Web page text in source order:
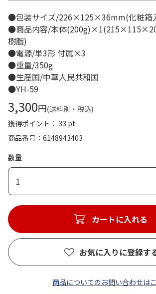
●包装サイズ/226×125×36mm(化粧箱
●商品内容/本体
樹脂)
●電源/単3形 付属×3
●重量/350g
●生産国/中華人民共和国
●YH-59
3,300円(送料別・税込)
獲得ポイント： 33 pt
商品番号
6148943403
数量
1
カートに入れる
お気に入りに登録す
商品についてのお問い合わせは